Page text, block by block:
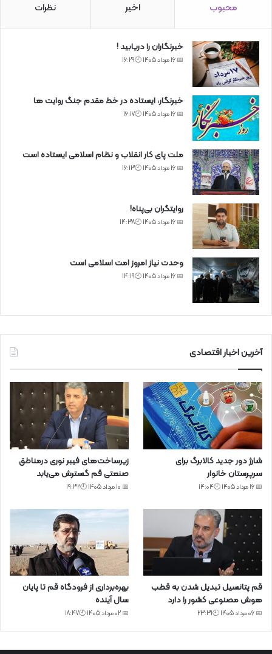
محبوب اخیر نظرات
خبرنگاران را دریابید !
📅 16 مرداد 1405 🕙16:29
خبرنگار، ایستاده در خط مقدم جنگ روایت ها
📅 16 مرداد 1405 🕙16:17
ملت پای کار انقلاب و نظام اسلامی ایستاده است
📅 16 مرداد 1405 🕙16:13
روایتگران بی‌پناه!
📅 16 مرداد 1405 🕙14:38
وحدت نیاز امروز امت اسلامی است
📅 16 مرداد 1405 🕙14:19
آخرین اخبار اقتصادی
شارژ دور جدید کالابرگ برای
سرپرستان خانوار
📅 16 مرداد 1405 🕙14:04
زیرساخت‌های فیبر نوری درمناطق
صنعتی قم گسترش می‌یابد
📅 10 مرداد 1405 🕙19:32
قم پتانسیل تبدیل شدن به قطب
هوش مصنوعی کشور را دارد
📅 06 مرداد 1405 🕙23:31
بهره‌برداری از فرودگاه قم تا پایان
سال آینده
📅 02 مرداد 1405 🕙18:47